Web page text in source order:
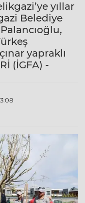
yıllar
Belediye
yapraklı
(İGFA) -